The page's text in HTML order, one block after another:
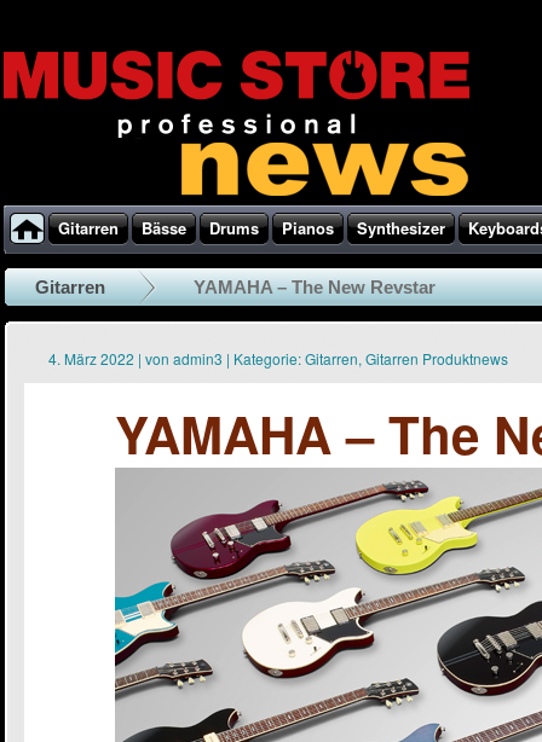
Gitarren Bässe Drums Pianos Synthesizer
Gitarren YAMAHA – The New Revstar
4. März 2022 | von admin3 | Kategorie:Gitarren, Gitarren Produktnews
YAMAHA – The